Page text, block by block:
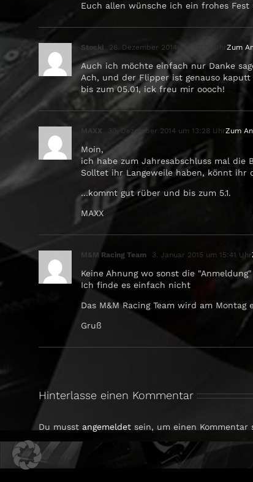
Euch allen wünsche ich ein frohes Fest
Stocki 26. Dezember 2014 um 12:26 UhrZum
Auch ich möchte einfach nur Danke
Ach, und der Flipper ist genauso kaputt
bis zum 05.01, ick freu mir oooch!
MAXX 30. Dezember 2014 um 13:28 UhrZum
Moin,
ich habe zum Jahresabschluss mal die
Solltet ihr Langeweile haben, könnt ihr
…kommt gut rüber und bis zum 5.1.
MAXX
M&M Racing Team 3. Januar 2015 um 15:41 Uhr
Keine Ahnung wo sonst die
Ich finde es einfach nicht
Das M&M Racing Team wird am
Gruß
Hinterlasse einen Kommentar
Du musst angemeldet sein, um einen Kommentar